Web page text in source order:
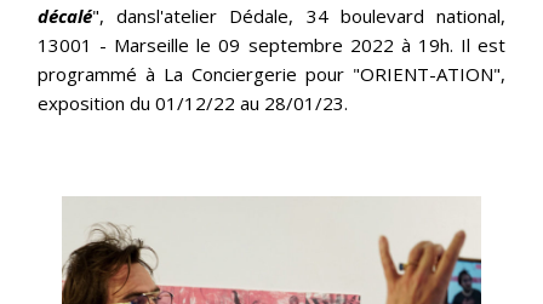
décalé", dansl'atelier Dédale, 34 boulevard national,
13001 - Marseille le 09 septembre 2022 à 19h. Il est
programmé à La Conciergerie pour "ORIENT-ATION",
exposition du 01/12/22 au 28/01/23.